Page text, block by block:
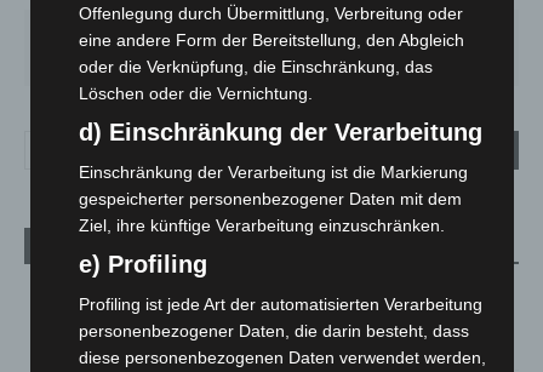
FR.
25°
SA.
26°
SO.
31 °
MO.
35°
DI.
eingedämmt
6. August 2026
Offenlegung durch Übermittlung, Verbreitung oder
eine andere Form der Bereitstellung, den Abgleich
oder die Verknüpfung, die Einschränkung, das
Löschen oder die Vernichtung.
d) Einschränkung der Verarbeitung
Einschränkung der Verarbeitung ist die Markierung
gespeicherter personenbezogener Daten mit dem
Ziel, ihre künftige Verarbeitung einzuschränken.
e) Profiling
Profiling ist jede Art der automatisierten Verarbeitung
personenbezogener Daten, die darin besteht, dass
diese personenbezogenen Daten verwendet werden,